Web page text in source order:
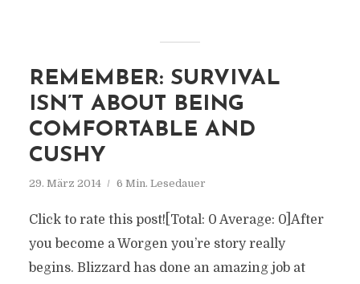
REMEMBER: SURVIVAL
ISN’T ABOUT BEING
COMFORTABLE AND
CUSHY
29. März 2014 6 Min. Lesedauer
Click to rate this post![Total: 0 Average: 0]After
you become a Worgen you’re story really
begins. Blizzard has done an amazing job at